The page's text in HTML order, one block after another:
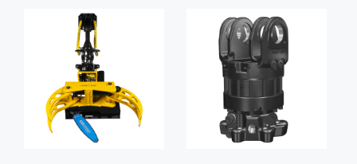
DÉTAILS
AJOUTER AU
PANIER
/
DÉTAILS